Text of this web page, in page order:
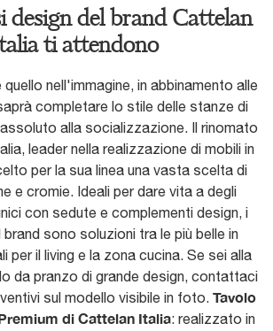
design del brand Cattelan
ti attendono
nell'immagine, in abbinamento alle
completare lo stile delle stanze di
alla socializzazione. Il rinomato
leader nella realizzazione di mobili in
per la sua linea una vasta scelta di
e cromie. Ideali per dare vita a degli
con sedute e complementi design, i
sono soluzioni tra le più belle in
per il living e la zona cucina. Se sei alla
da pranzo di grande design, contattaci
sul modello visibile in foto. Tavolo
di Cattelan Italia: realizzato in